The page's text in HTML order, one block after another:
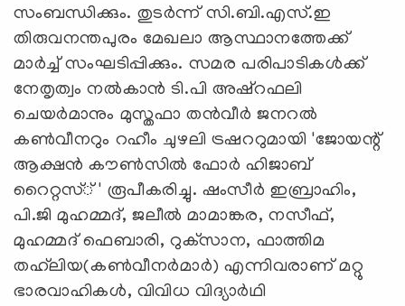
സംബന്ധിക്കും. തുടര്‍ന്ന് സി.ബി.എസ്.ഇ
തിരുവനന്തപുരം മേഖലാ ആസ്ഥാനത്തേക്ക്
മാര്‍ച്ച് സംഘടിപ്പിക്കും. സമര പരിപാടികള്‍ക്ക്
നേതൃത്വം നല്‍കാന്‍ ടി.പി അഷ്‌റഫലി
ചെയര്‍മാനും മുസ്തഫാ തന്‍വീര്‍ ജനറല്‍
കണ്‍വീനറും റഹീം ചുഴലി ട്രഷററുമായി 'ജോയന്റ്
ആക്ഷന്‍ കൗണ്‍സില്‍ ഫോര്‍ ഹിജാബ്
റൈറ്റസ്് ' രൂപീകരിച്ചു. ഷംസീര്‍ ഇബ്രാഹിം,
പി.ജി മുഹമ്മദ്, ജലീല്‍ മാമാങ്കര, നസീഫ്,
മുഹമ്മദ് ഫെബാരി, റുക്‌സാന, ഫാത്തിമ
തഹ്‌ലിയ(കണ്‍വീനര്‍മാര്‍) എന്നിവരാണ് മറ്റു
ഭാരവാഹികള്‍, വിവിധ വിദ്യാര്‍ഥി